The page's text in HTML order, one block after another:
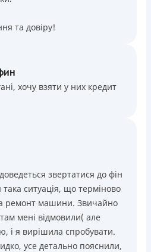
та довіру!
хочу взяти у них кредит
звертатися до фін
така ситуація, що терміново
ремонт машини. Звичайно
мені відмовили( але
і я вирішила спробувати.
усе детально пояснили,